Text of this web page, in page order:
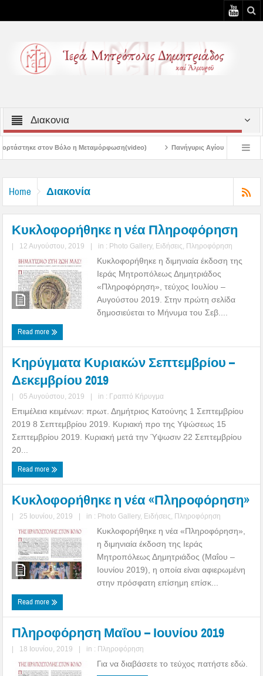
Διακονια
Μεταμόρφωση(video) Πανήγυρις Αγίου Καλλινίκου Μητροπολίτου Εδέσσης
Home Διακονία
Κυκλοφορήθηκε η νέα Πληροφόρηση
| 12 Αυγούστου, 2019 | in : Photo Gallery, Ειδήσεις Πληροφόρηση
Κυκλοφορήθηκε η διμηνιαία έκδοση της
Ιεράς Μητροπόλεως Δημητριάδος
«Πληροφόρηση», τεύχος Ιουλίου –
Αυγούστου 2019. Στην πρώτη σελίδα
δημοσιεύεται το Μήνυμα του Σεβ....
Read more
Κηρύγματα Κυριακών Σεπτεμβρίου –
Δεκεμβρίου 2019
| 05 Αυγούστου, 2019 | in : Γραπτό Κήρυγμα
Επιμέλεια κειμένων: πρωτ. Δημήτριος Κατούνης 1 Σεπτεμβρίου
2019 8 Σεπτεμβρίου 2019. Κυριακή προ της Υψώσεως 15
Σεπτεμβρίου 2019. Κυριακή μετά την Ύψωσιν 22 Σεπτεμβρίου
20...
Read more
Κυκλοφορήθηκε η νέα «Πληροφόρηση»
| 25 Ιουνίου, 2019 | in : Photo Gallery, Ειδήσεις Πληροφόρηση
Κυκλοφορήθηκε η νέα «Πληροφόρηση»,
η διμηνιαία έκδοση της Ιεράς
Μητροπόλεως Δημητριάδος (Μαΐου –
Ιουνίου 2019), η οποία είναι αφιερωμένη
στην πρόσφατη επίσημη επίσκ...
Read more
Πληροφόρηση Μαΐου – Ιουνίου 2019
| 18 Ιουνίου, 2019 | in : Πληροφόρηση
Για να διαβάσετε το τεύχος πατήστε εδώ.